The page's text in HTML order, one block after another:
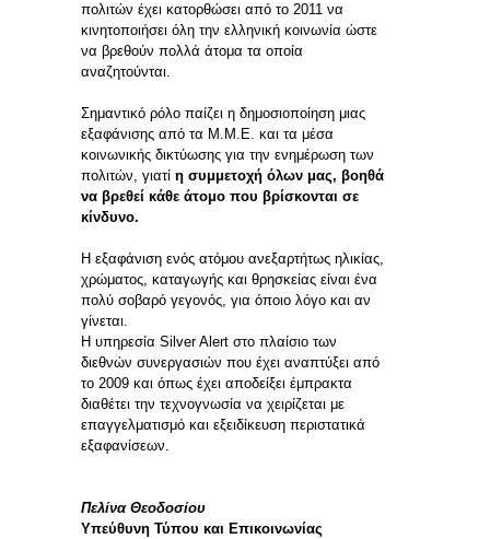
πολιτών έχει κατορθώσει από το 2011 να
κινητοποιήσει όλη την ελληνική κοινωνία ώστε
να βρεθούν πολλά άτομα τα οποία
αναζητούνται.
Σημαντικό ρόλο παίζει η δημοσιοποίηση μιας
εξαφάνισης από τα Μ.Μ.Ε. και τα μέσα
κοινωνικής δικτύωσης για την ενημέρωση των
πολιτών, γιατί η συμμετοχή όλων μας, βοηθά
να βρεθεί κάθε άτομο που βρίσκονται σε
κίνδυνο.
Η εξαφάνιση ενός ατόμου ανεξαρτήτως ηλικίας,
χρώματος, καταγωγής και θρησκείας είναι ένα
πολύ σοβαρό γεγονός, για όποιο λόγο και αν
γίνεται.
Η υπηρεσία Silver Alert στο πλαίσιο των
διεθνών συνεργασιών που έχει αναπτύξει από
το 2009 και όπως έχει αποδείξει έμπρακτα
διαθέτει την τεχνογνωσία να χειρίζεται με
επαγγελματισμό και εξειδίκευση περιστατικά
εξαφανίσεων.
Πελίνα Θεοδοσίου
Υπεύθυνη Τύπου και Επικοινωνίας